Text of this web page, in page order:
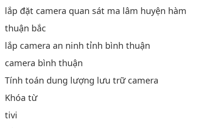
lắp đặt camera quan sát ma lâm huyện hàm
thuận bắc
lắp camera an ninh tỉnh bình thuận
camera bình thuận
Tính toán dung lượng lưu trữ camera
Khóa từ
tivi